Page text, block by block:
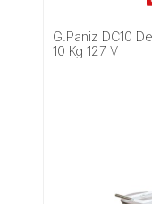
G.Paniz DC10
10 Kg 127 V